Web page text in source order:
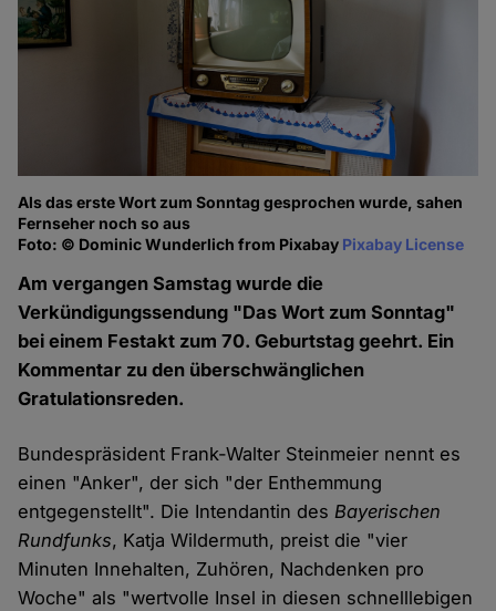
Als das erste Wort zum Sonntag gesprochen wurde, sahen
Fernseher noch so aus
Foto: © Dominic Wunderlich from Pixabay Pixabay License
Am vergangen Samstag wurde die
Verkündigungssendung "Das Wort zum Sonntag"
bei einem Festakt zum 70. Geburtstag geehrt. Ein
Kommentar zu den überschwänglichen
Gratulationsreden.
Bundespräsident Frank-Walter Steinmeier nennt es
einen "Anker", der sich "der Enthemmung
entgegenstellt". Die Intendantin desBayerischen
Rundfunks, Katja Wildermuth, preist die "vier
Minuten Innehalten, Zuhören, Nachdenken pro
Woche" als "wertvolle Insel in diesen schnelllebigen